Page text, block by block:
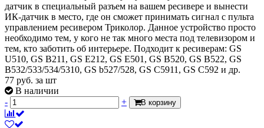
датчик в специальный разъем на вашем ресивере и вынести
ИК-датчик в место, где он сможет принимать сигнал с пульта
управлением ресивером Триколор. Данное устройство просто
необходимо тем, у кого не так много места под телевизором и
тем, кто заботить об интерьере. Подходит к ресиверам: GS
U510, GS B211, GS E212, GS E501, GS B520, GS B522, GS
B532/533/534/5310, GS b527/528, GS C5911, GS C592 и др.
77 руб. за шт
В наличии
-
+ В корзину